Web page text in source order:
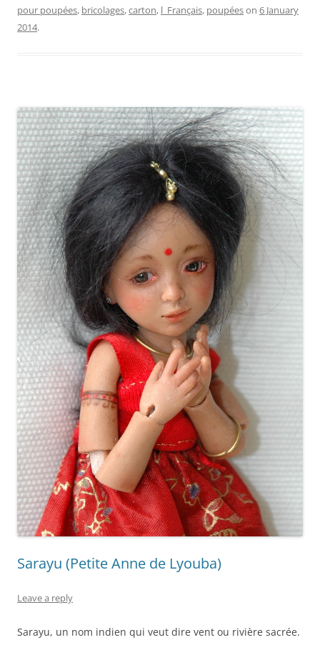
pour poupées, bricolages,carton, l_Français, poupéeson 6 January
2014.
Sarayu (Petite Anne de Lyouba)
Leave a reply
Sarayu, un nom indien qui veut dire vent ou rivière sacrée.